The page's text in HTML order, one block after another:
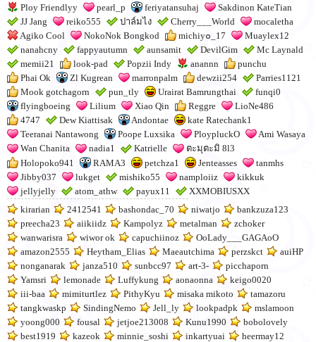
Ploy Friendlyy
pearl_p feriyatansuhaj
Sakdinon KateTian
JJ Jang
reiko555 ปาล์มไง Cherry___World
mocaletha
Agiko Cool
NokoNok Bongkod michiy๐_17
Muaylex12
nanahcny
fappyautumn aunsamit DevilGim
Mc Laynald
memii21
look-pad Popzii Indy anannn
punchu
Phai Ok
Zl Kugrean marronpalm dewzii254
Parries1121
Mook gotchagorn
pun_tly Urairat Bamrungthai
funqi0
flyingboeing
Lilium Xiao Qin Reggre
LioNe486
4747
Dew Kiattisak Andontae
kate Ratechank1
Teeranai Nantawong
Poope Luxsika PloypluckO
Ami Wasaya
Wan Chanita
nadia1 Katrielle
ตะมุตะมิ 8l3
Holopoko941
RAMA3 petchza1 Jenteasses
tanmhs
Jibby037
lukget mishiko55 namploiiz
kikkuk
jellyjelly
atom_athw payux11
XXMOBIUSXX
kirarian
2412541 bashondac_70 niwatjo
bankzuza123
preecha23
aiikiidz Kampolyz metalman
zchoker
wanwarisra
wiwor ok capuchiinoz
OoLady___GAGAoO
amazon2555
Heytham_Elias Maeautchima perzskct
auiHP
nonganarak
janza510 sunbcc97 art-3-
picchaporn
Yamsri
lemonade Luffykung aonaonna
keigo0020
iii-baa
mimiturtlez PithyKyu misaka mikoto
tamazoru
tangkwaskp
SindingNemo Jell_ly lookpadpk
mslamoon
yoong000
fousal jetjoe213008 Kunu1990
bobolovely
best1919
kazeok minnie_soshi inkartyuai
heermay12